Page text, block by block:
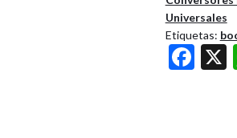
cantidad
Universales
Etiquetas:
F